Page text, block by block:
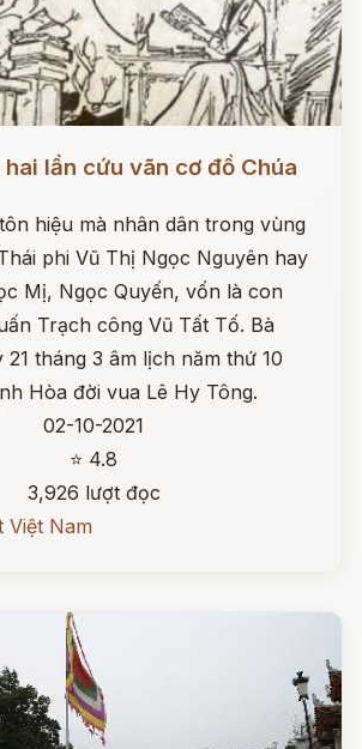
hai lần cứu vãn cơ đồ Chúa
hiệu mà nhân dân trong vùng
phi Vũ Thị Ngọc Nguyên hay
Mị, Ngọc Quyến, vốn là con
Trạch công Vũ Tất Tố. Bà
21 tháng 3 âm lịch năm thứ 10
Hòa đời vua Lê Hy Tông.
02-10-2021
⭐ 4.8
3,926 lượt đọc
Việt Nam